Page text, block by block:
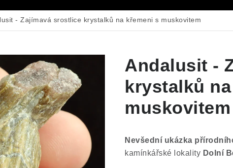
- Zajímavá srostlice krystalků na křemeni s muskovitem
Andalusit -
krystalků
muskovitem
Nevšední ukázka
kamínkářské lokality Dolní